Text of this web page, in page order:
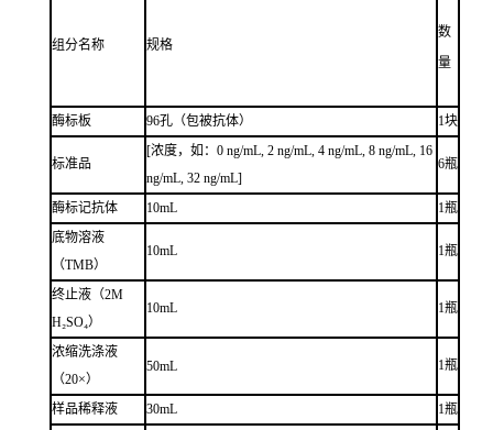
组分名称 规格
数
量
酶标板 96孔（包被抗体） 1块
标准品
[浓度，如：0 ng/mL, 2 ng/mL, 4 ng/mL, 8 ng/mL, 16
ng/mL, 32 ng/mL]
6瓶
酶标记抗体 10mL
1瓶
底物溶液
（TMB）
10mL 1瓶
终止液（2M
H₂SO₄）
10mL 1瓶
浓缩洗涤液
（20×）
50mL 1瓶
样品稀释液 30mL
1瓶